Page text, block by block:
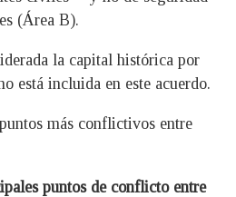
(Área B).
la capital histórica por
está incluida en este acuerdo.
más conflictivos entre
puntos de conflicto entre